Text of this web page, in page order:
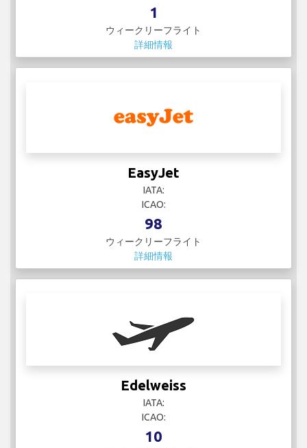
1
ウィークリーフライト
詳細情報
EasyJet
IATA:
ICAO:
98
ウィークリーフライト
詳細情報
Edelweiss
IATA:
ICAO:
10